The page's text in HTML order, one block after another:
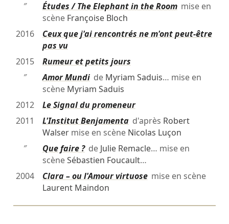
″
Études / The Elephant in the Roommise en
scène Françoise Bloch
2016
Ceux que j'ai rencontrés ne m'ont peut-être
pas vu
2015
Rumeur et petits jours
″
Amor Mundide Myriam Saduis… mise en
scène Myriam Saduis
2012
Le Signal du promeneur
2011
L'Institut Benjamentad'après Robert
Walsermise en scène Nicolas Luçon
″
Que faire ?de Julie Remacle… mise en
scèneSébastien Foucault…
2004
Clara – ou l'Amour virtuosemise en scène
Laurent Maindon